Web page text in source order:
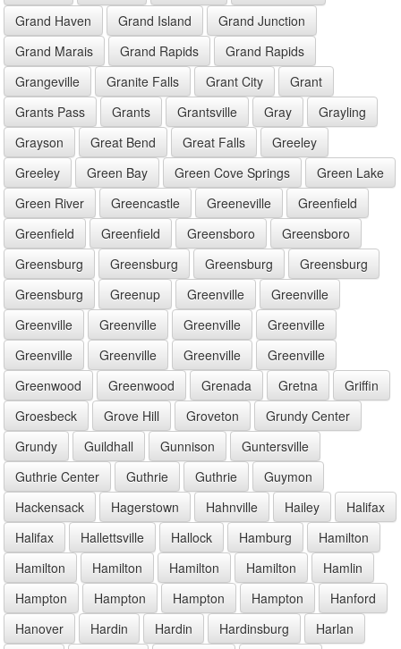
Grand Haven
Grand Island
Grand Junction
Grand Marais
Grand Rapids
Grand Rapids
Grangeville
Granite Falls Grant City
Grant
Grants Pass
Grants Grantsville Gray
Grayling
Grayson
Great Bend Great Falls
Greeley
Greeley
Green Bay Green Cove Springs
Green Lake
Green River
Greencastle Greeneville
Greenfield
Greenfield
Greenfield Greensboro
Greensboro
Greensburg
Greensburg Greensburg
Greensburg
Greensburg
Greenup Greenville
Greenville
Greenville
Greenville Greenville
Greenville
Greenville
Greenville Greenville
Greenville
Greenwood
Greenwood Grenada Gretna
Griffin
Groesbeck
Grove Hill Groveton
Grundy Center
Grundy
Guildhall Gunnison
Guntersville
Guthrie Center
Guthrie Guthrie
Guymon
Hackensack
Hagerstown Hahnville Hailey
Halifax
Halifax
Hallettsville Hallock Hamburg
Hamilton
Hamilton
Hamilton Hamilton Hamilton
Hamlin
Hampton
Hampton Hampton Hampton
Hanford
Hanover
Hardin Hardin Hardinsburg
Harlan